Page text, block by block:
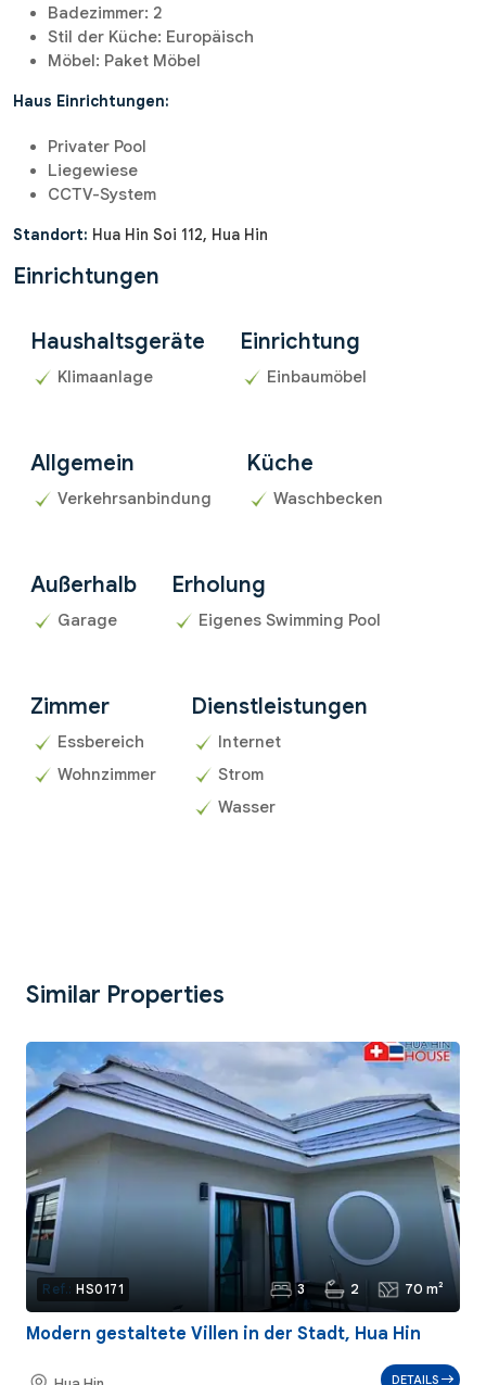
Badezimmer: 2
Stil der Küche: Europäisch
Möbel: Paket Möbel
Haus Einrichtungen:
Privater Pool
Liegewiese
CCTV-System
Standort: Hua Hin Soi 112, Hua Hin
Einrichtungen
Haushaltsgeräte
Klimaanlage
Einrichtung
Einbaumöbel
Allgemein
Verkehrsanbindung
Küche
Waschbecken
Außerhalb
Garage
Erholung
Eigenes Swimming Pool
Zimmer
Essbereich
Wohnzimmer
Dienstleistungen
Internet
Strom
Wasser
Similar Properties
Ref.: HS0171 3 2 70 m²
Modern gestaltete Villen in der Stadt, Hua Hin
DETAILS